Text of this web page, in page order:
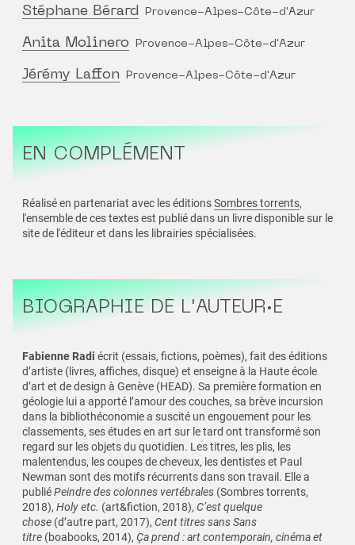
Stéphane Bérard Provence-Alpes-Côte-d'Azur
Anita Molinero Provence-Alpes-Côte-d'Azur
Jérémy Laffon Provence-Alpes-Côte-d'Azur
EN COMPLÉMENT
Réalisé en partenariat avec les éditionsSombres torrents,
l'ensemble de ces textes est publié dans un livre disponible sur le
site de l'éditeur et dans les librairies spécialisées.
BIOGRAPHIE DE L'AUTEUR·E
Fabienne Radi écrit (essais, fictions, poèmes), fait des éditions
d’artiste (livres, affiches, disque) et enseigne à la Haute école
d’art et de design à Genève (HEAD). Sa première formation en
géologie lui a apporté l’amour des couches, sa brève incursion
dans la bibliothéconomie a suscité un engouement pour les
classements, ses études en art sur le tard ont transformé son
regard sur les objets du quotidien. Les titres, les plis, les
malentendus, les coupes de cheveux, les dentistes et Paul
Newman sont des motifs récurrents dans son travail. Elle a
publiéPeindre des colonnes vertébrales (Sombres torrents,
2018), Holy etc. (art&fiction, 2018), C’est quelque
chose (d’autre part, 2017), Cent titres sans Sans
titre (boabooks, 2014), Ça prend : art contemporain, cinéma et